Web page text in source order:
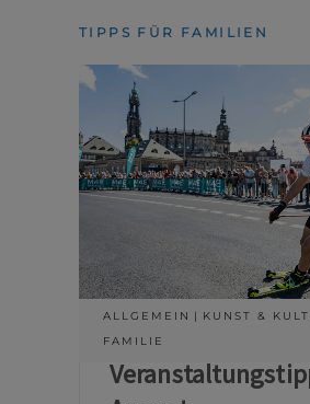
TIPPS FÜR FAMILIEN
ALLGEMEIN KUNST &
FAMILIE